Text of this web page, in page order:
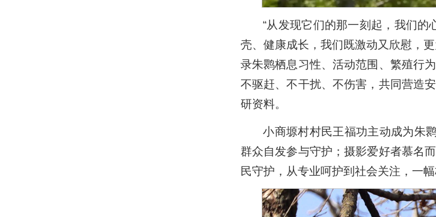
“从发现它们的那一刻起，我们的
壳、健康成长，我们既激动又欣慰，
录朱鹮栖息习性、活动范围、繁殖行
不驱赶、不干扰、不伤害，共同营造
研资料。
小商塬村村民王福功主动成为朱
群众自发参与守护；摄影爱好者慕名
民守护，从专业呵护到社会关注，一